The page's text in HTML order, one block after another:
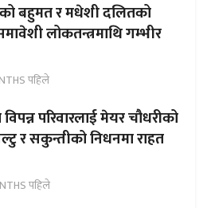
बहुमत र मधेशी दलितको
लोकतन्त्रमाथि गम्भीर
पहिले
परिवारलाई मेयर चौधरीको
र सकुन्तीको निधनमा राहत
पहिले